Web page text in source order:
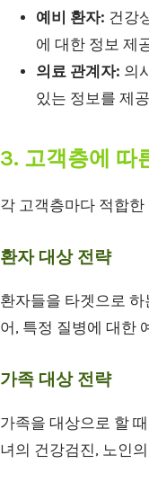
예비 환자: 건강
에 대한 정보 제
의료 관계자: 의
있는 정보를 제
3. 고객층에 따
각 고객층마다 적합
환자 대상 전략
환자들을 타겟으로
어, 특정 질병에 대한
가족 대상 전략
가족을 대상으로 할
녀의 건강검진, 노인